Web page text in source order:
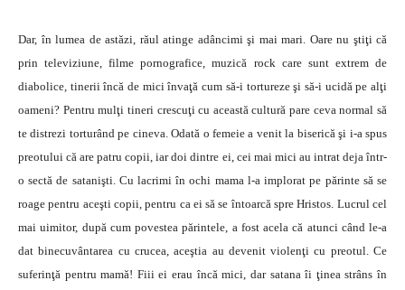
Dar, în lumea de astăzi, răul atinge adâncimi şi mai mari. Oare nu ştiţi că
prin televiziune, filme pornografice, muzică rock care sunt extrem de
diabolice, tinerii încă de mici învaţă cum să-i tortureze şi să-i ucidă pe alţi
oameni? Pentru mulţi tineri crescuţi cu această cultură pare ceva normal să
te distrezi torturând pe cineva. Odată o femeie a venit la biserică şi i-a spus
preotului că are patru copii, iar doi dintre ei, cei mai mici au intrat deja într-
o sectă de satanişti. Cu lacrimi în ochi mama l-a implorat pe părinte să se
roage pentru aceşti copii, pentru ca ei să se întoarcă spre Hristos. Lucrul cel
mai uimitor, după cum povestea părintele, a fost acela că atunci când le-a
dat binecuvântarea cu crucea, aceştia au devenit violenţi cu preotul. Ce
suferinţă pentru mamă! Fiii ei erau încă mici, dar satana îi ţinea strâns în